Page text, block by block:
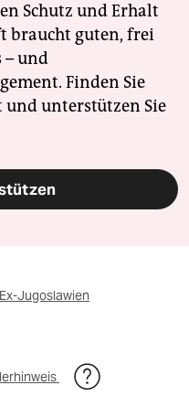
Schutz und Erhalt
braucht guten, frei
– und
Finden Sie
und unterstützen Sie
Jugoslawien